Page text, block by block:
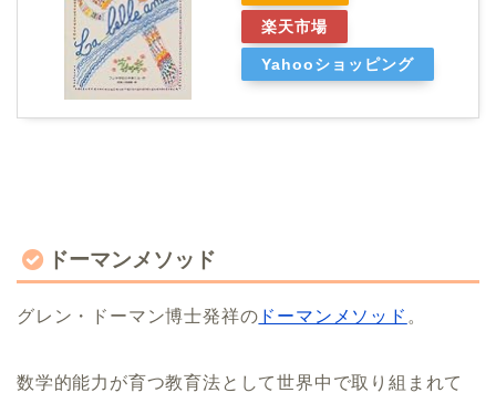
楽天市場
Yahooショッピング
ドーマンメソッド
グレン・ドーマン博士発祥の ドーマンメソッド 。
数学的能力が育つ教育法として世界中で取り組まれて